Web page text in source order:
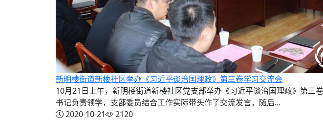
新明楼街道新楼社区举办《习近平谈治国理政》第三卷学习交流会
10月21日上午，新明楼街道新楼社区党支部举办《习近平谈治国理政》第
书记负责领学，支部委员结合工作实际带头作了交流发言，随后...
2020-10-21
2120